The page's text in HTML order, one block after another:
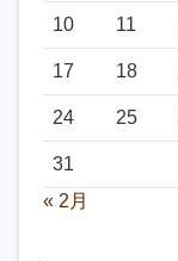
10 11
17 18
24 25
31
« 2月